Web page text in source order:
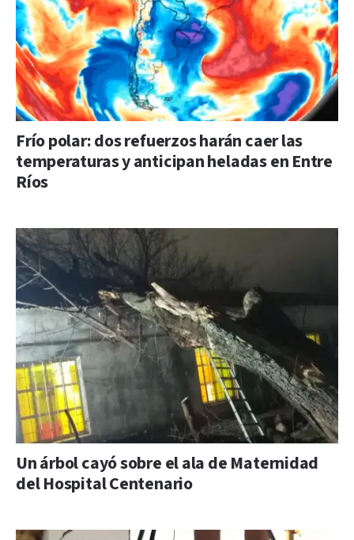
Frío polar: dos refuerzos harán caer las
temperaturas y anticipan heladas en Entre
Ríos
Un árbol cayó sobre el ala de Maternidad
del Hospital Centenario